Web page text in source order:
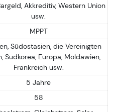
Akkreditiv, Western Union
usw.
MPPT
Südostasien, die Vereinigten
Südkorea, Europa, Moldawien,
Frankreich usw.
5 Jahre
58